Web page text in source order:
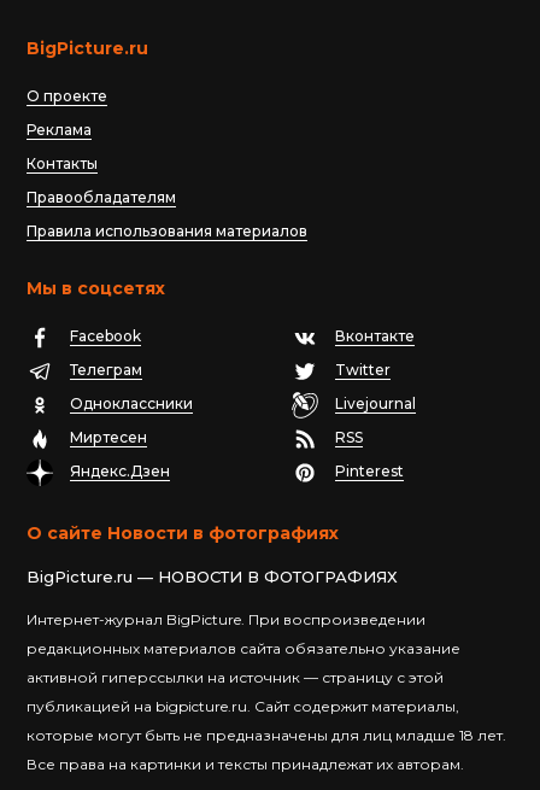
BigPicture.ru
О проекте
Реклама
Контакты
Правообладателям
Правила использования материалов
Мы в соцсетях
Facebook
Вконтакте
Телеграм
Twitter
Одноклассники
Livejournal
Миртесен
RSS
Яндекс.Дзен
Pinterest
О сайте Новости в фотографиях
BigPicture.ru — НОВОСТИ В ФОТОГРАФИЯХ
Интернет-журнал BigPicture. При воспроизведении
редакционных материалов сайта обязательно указание
активной гиперссылки на источник — страницу с этой
публикацией на bigpicture.ru. Сайт содержит материалы,
которые могут быть не предназначены для лиц младше 18 лет.
Все права на картинки и тексты принадлежат их авторам.